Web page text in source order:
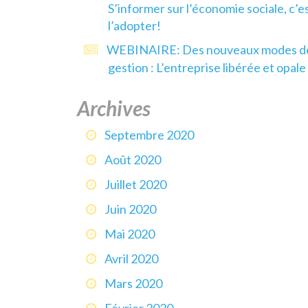
S’informer sur l’économie sociale,
l’adopter!
WEBINAIRE: Des nouveaux modes
gestion : L’entreprise libérée et opale
Archives
Septembre 2020
Août 2020
Juillet 2020
Juin 2020
Mai 2020
Avril 2020
Mars 2020